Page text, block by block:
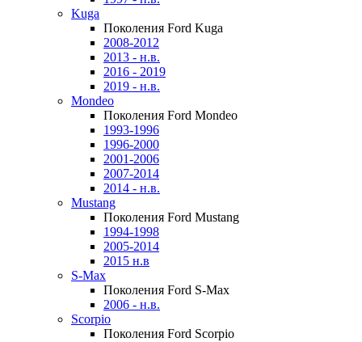
Kuga
Поколения Ford Kuga
2008-2012
2013 - н.в.
2016 - 2019
2019 - н.в.
Mondeo
Поколения Ford Mondeo
1993-1996
1996-2000
2001-2006
2007-2014
2014 - н.в.
Mustang
Поколения Ford Mustang
1994-1998
2005-2014
2015 н.в
S-Max
Поколения Ford S-Max
2006 - н.в.
Scorpio
Поколения Ford Scorpio